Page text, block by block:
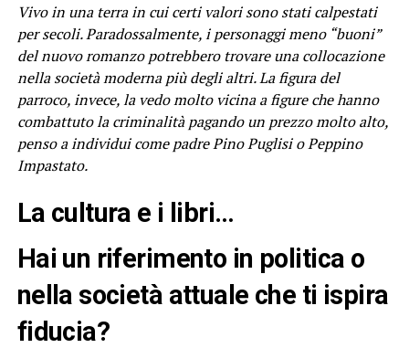
Vivo in una terra in cui certi valori sono stati calpestati
per secoli. Paradossalmente, i personaggi meno “buoni”
del nuovo romanzo potrebbero trovare una collocazione
nella società moderna più degli altri. La figura del
parroco, invece, la vedo molto vicina a figure che hanno
combattuto la criminalità pagando un prezzo molto alto,
penso a individui come padre Pino Puglisi o Peppino
Impastato.
La cultura e i libri…
Hai un riferimento in politica o
nella società attuale che ti ispira
fiducia?